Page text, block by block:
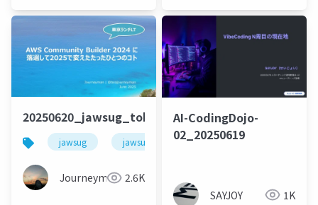
20250620_jawsug_tokyo_LTt_lt_beajouneyman
jawsug jawsug_tokyo awscommunitybuilder
Journeyman 2.6K
AI-CodingDojo-
02_20250619
SAYJOY 1K